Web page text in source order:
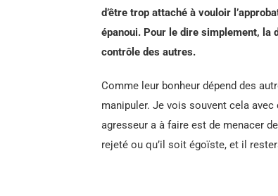
d’être trop attaché à vouloir
épanoui. Pour le dire simplement, la
contrôle des autres.
Comme leur bonheur dépend des
manipuler. Je vois souvent cela avec
agresseur a à faire est de menacer
rejeté ou qu’il soit égoïste, et il